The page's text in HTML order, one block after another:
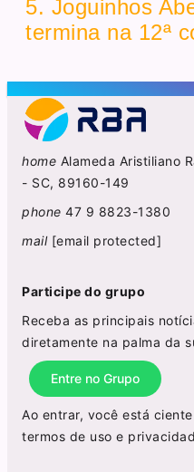
5. Joguinhos
termina na 12ª
home Alameda Aristiliano
- SC, 89160-149
phone 47 9 8823-1380
mail [email protected]
Participe do grupo
Receba as principais
diretamente na palma da
Entre no Grupo
Ao entrar, você está
termos de uso e